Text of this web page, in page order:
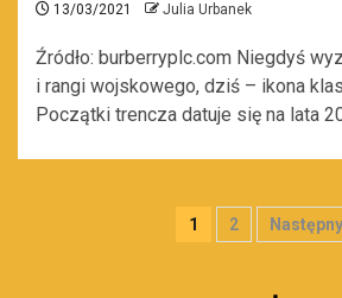
13/03/2021 Julia Urbanek
Źródło: burberryplc.com Niegdyś
i rangi wojskowego, dziś – ikona
Początki trencza datuje się na lata
1 2 Następny